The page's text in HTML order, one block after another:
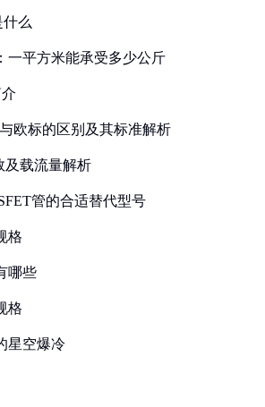
什么
一平方米能承受多少公斤
欧标的区别及其标准解析
及载流量解析
管的合适替代型号
格
哪些
格
星空爆冷